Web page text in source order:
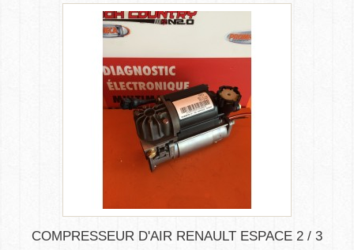
COMPRESSEUR D'AIR RENAULT ESPACE 2 / 3